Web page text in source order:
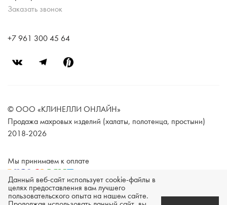
Заказать звонок
+7 961 300 45 64
© ООО «КЛИНЕЛЛИ ОНЛАЙН»
Продажа махровых изделий (халаты, полотенца, простыни)
2018-2026
Мы принимаем к оплате
Техническая поддержка -
Данный веб-сайт использует cookie-файлы в
целях предоставления вам лучшего
пользовательского опыта на нашем сайте.